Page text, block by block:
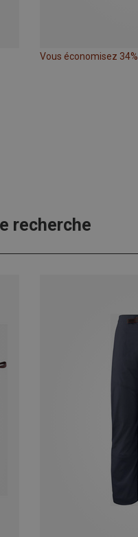
Vous économisez 34%
recherche